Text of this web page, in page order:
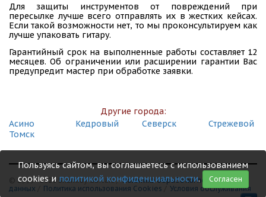
Для защиты инструментов от повреждений при
пересылке лучше всего отправлять их в жестких кейсах.
Если такой возможности нет, то мы проконсультируем как
лучше упаковать гитару.
Гарантийный срок на выполненные работы составляет 12
месяцев. Об ограничении или расширении гарантии Вас
предупредит мастер при обработке заявки.
Другие города:
Асино
Кедровый Северск
Стрежевой
Томск
© 1999 - 2026 Shamray Guitars /Политика обработки персональных
данных
Политика использования Сookies Условия обслуживания
Пользуясь сайтом, вы соглашаетесь с использованием
cookies и политикой конфиденциальности. Согласен